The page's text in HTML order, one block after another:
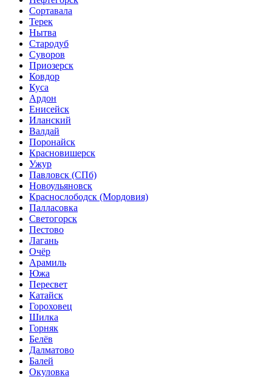
Сортавала
Терек
Нытва
Стародуб
Суворов
Приозерск
Ковдор
Куса
Ардон
Енисейск
Иланский
Валдай
Поронайск
Красновишерск
Ужур
Павловск (СПб)
Новоульяновск
Краснослободск (Мордовия)
Палласовка
Светогорск
Пестово
Лагань
Очёр
Арамиль
Южа
Пересвет
Катайск
Гороховец
Шилка
Горняк
Белёв
Далматово
Балей
Окуловка